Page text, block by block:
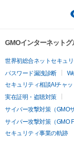
GMOインターネット
世界初総合ネットセキュ
パスワード漏洩診断
セキュリティ相談AIチャッ
実在証明・盗聴対策
サイバー攻撃対策（GMO
サイバー攻撃対策（GMO
セキュリティ事業の軌跡